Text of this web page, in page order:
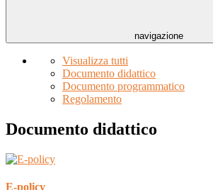
navigazione
Visualizza tutti
Documento didattico
Documento programmatico
Regolamento
Documento didattico
E-policy